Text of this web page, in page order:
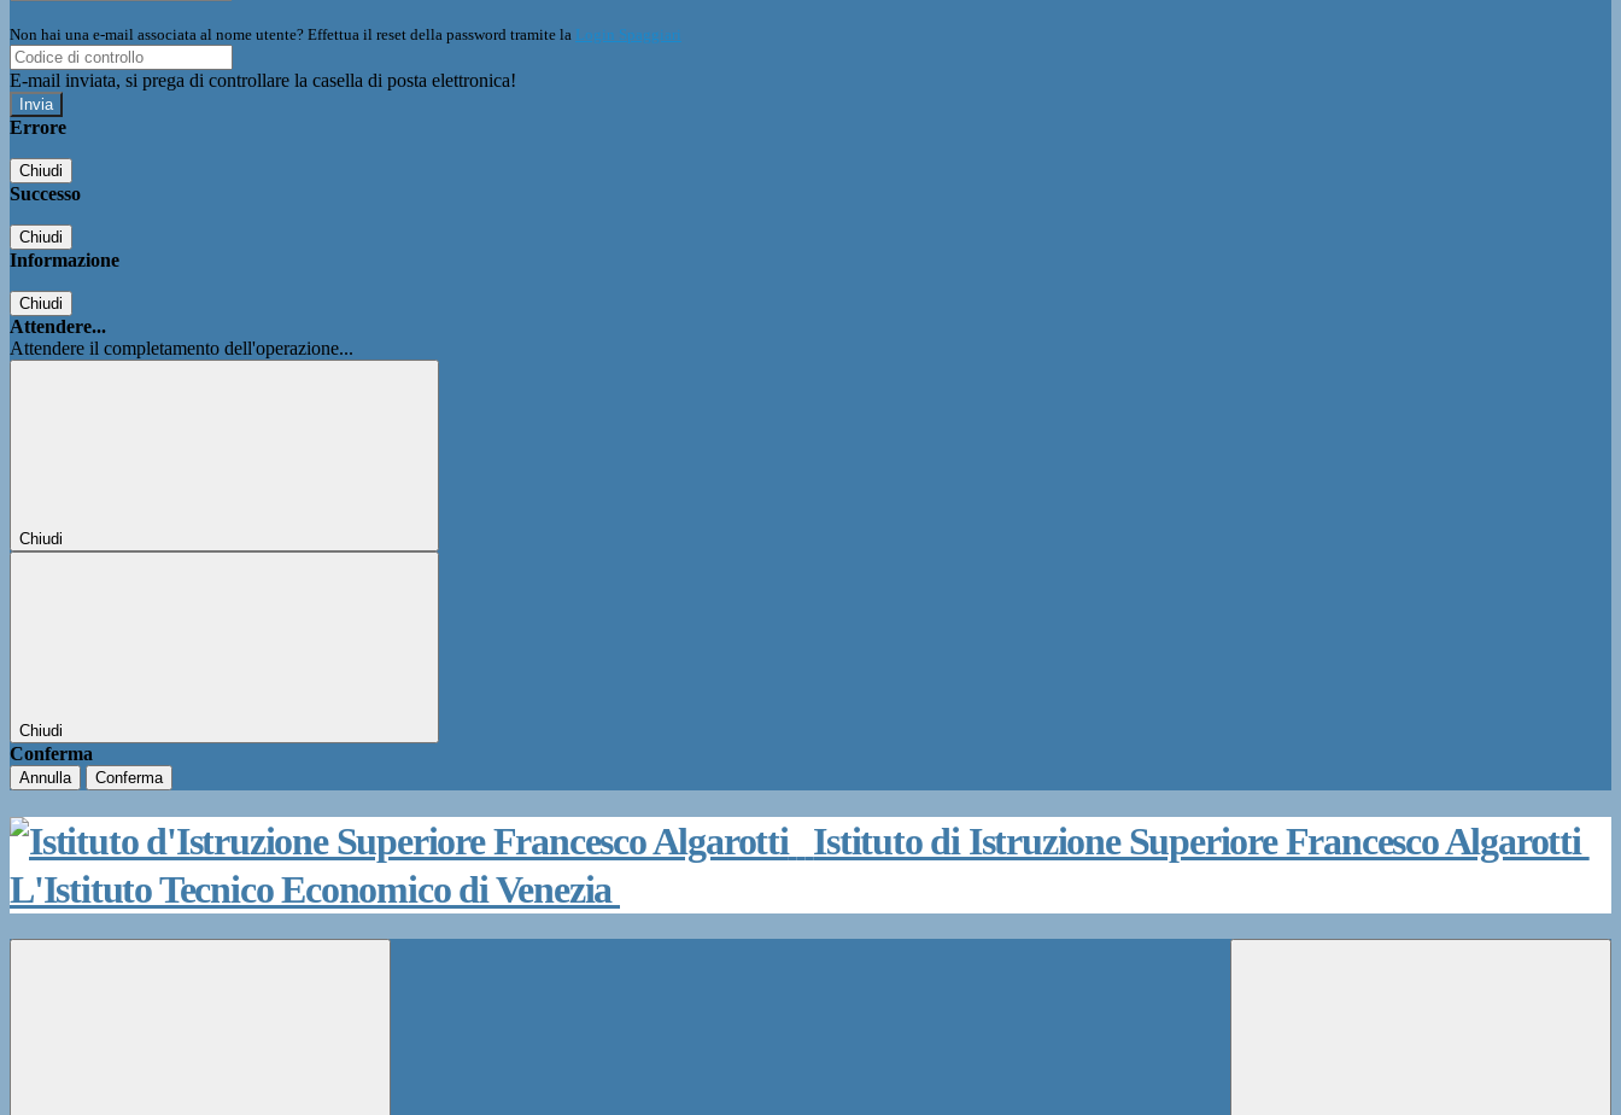
Non hai una e-mail associata al nome utente? Effettua il reset della password tramite la Login Spaggiari
E-mail inviata, si prega di controllare la casella di posta elettronica!
Errore
Chiudi
Successo
Chiudi
Informazione
Chiudi
Attendere...
Attendere il completamento dell'operazione...
Chiudi
Chiudi
Conferma
Annulla Conferma
Istituto di Istruzione Superiore Francesco Algarotti
L'Istituto Tecnico Economico di Venezia